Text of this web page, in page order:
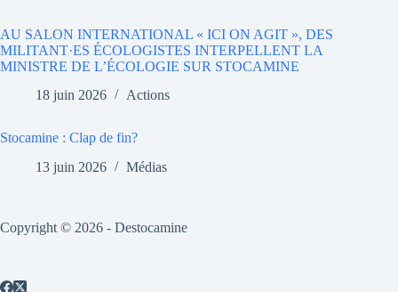
AU SALON INTERNATIONAL « ICI ON AGIT », DES
MILITANT·ES ÉCOLOGISTES INTERPELLENT LA
MINISTRE DE L’ÉCOLOGIE SUR STOCAMINE
18 juin 2026
Actions
Stocamine : Clap de fin?
13 juin 2026
Médias
Copyright © 2026 - Destocamine